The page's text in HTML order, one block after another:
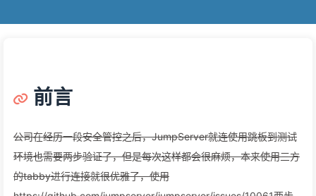
前言
公司在经历一段安全管控之后，JumpServer就连使用跳板到测试
环境也需要两步验证了，但是每次这样都会很麻烦，本来使用三方
的tabby进行连接就很优雅了，使用